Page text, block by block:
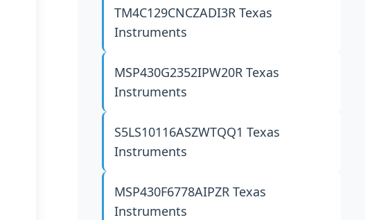
TM4C129CNCZADI3RTexas
Instruments
MSP430G2352IPW20RTexas
Instruments
S5LS10116ASZWTQQ1Texas
Instruments
MSP430F6778AIPZRTexas
Instruments